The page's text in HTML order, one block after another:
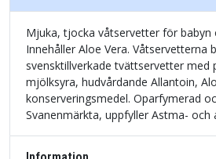
Mjuka, tjocka våtservetter för babyn
Innehåller Aloe Vera. Våtservetterna
svensktillverkade tvättservetter med
mjölksyra, hudvårdande Allantoin,
konserveringsmedel. Oparfymerad
Svanenmärkta, uppfyller Astma- och